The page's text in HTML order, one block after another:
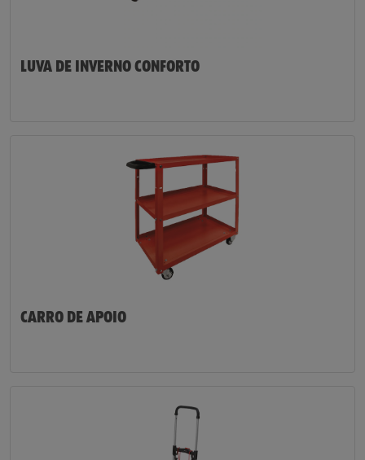
LUVA DE INVERNO CONFORTO
CARRO DE APOIO